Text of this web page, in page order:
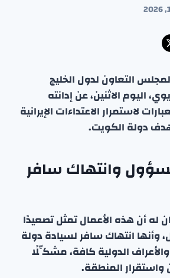
التعاون لدول الخليج
اليوم الاثنين، عن إدانته
لاستمرار الاعتداءات الإيرانية
دولة الكويت.
وانتهاك سافر
له أن هذه الأعمال تمثل تصعيدًا
وأنها انتهاك سافر لسيادة دولة
الدولية كافة، مشكِّلًا
واستقرار المنطقة.